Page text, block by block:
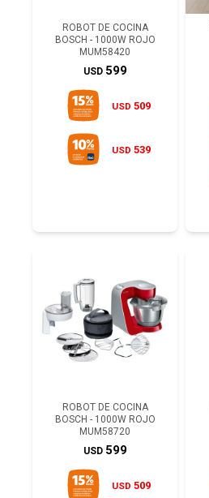
ROBOT DE COCINA
BOSCH - 1000W ROJO
MUM58420
USD 599
USD 509
USD 539
ROBOT DE COCINA
BOSCH - 1000W ROJO
MUM58720
USD 599
USD 509